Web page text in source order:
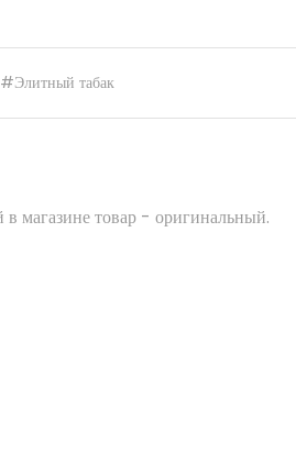
#Элитный табак
магазине товар - оригинальный.